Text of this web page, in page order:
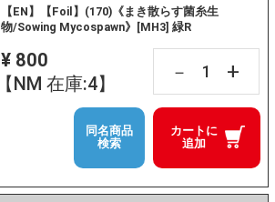
【EN】【Foil】(170)《まき散らす菌糸生
物/Sowing Mycospawn》[MH3] 緑R
¥ 800
【NM 在庫:4】
－ +
カートに
追加
同名商品
検索